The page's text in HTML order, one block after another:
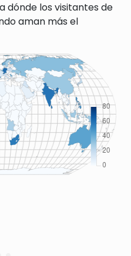
dónde los visitantes de
aman más el